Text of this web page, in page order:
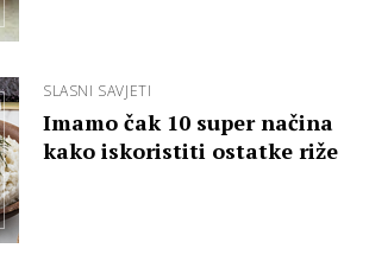
SLASNI SAVJETI
Imamo čak 10 super načina
kako iskoristiti ostatke riže